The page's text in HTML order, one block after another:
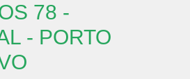
78 -
- PORTO